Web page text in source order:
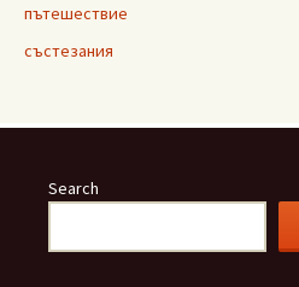
пътешествие
състезания
Search